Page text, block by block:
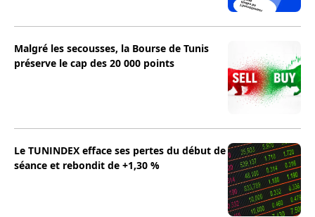
Malgré les secousses, la Bourse de Tunis
préserve le cap des 20 000 points
Le TUNINDEX efface ses pertes du début de
séance et rebondit de +1,30 %